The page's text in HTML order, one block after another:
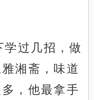
学过几招，做
湘斋，味道
，他最拿手